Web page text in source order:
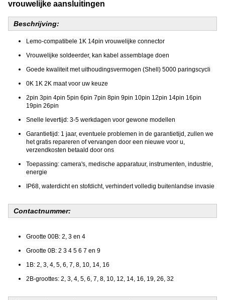
vrouwelijke aansluitingen
Beschrijving:
Lemo-compatibele 1K 14pin vrouwelijke connector
Vrouwelijke soldeerder, kan kabel assemblage doen
Goede kwaliteit met uithoudingsvermogen (Shell) 5000 paringscycli
0K 1K 2K maat voor uw keuze
2pin 3pin 4pin 5pin 6pin 7pin 8pin 9pin 10pin 12pin 14pin 16pin
19pin 26pin
Snelle levertijd: 3-5 werkdagen voor gewone modellen
Garantietijd: 1 jaar, eventuele problemen in de garantietijd, zullen we
het gratis repareren of vervangen door een nieuwe voor u,
verzendkosten betaald door ons
Toepassing: camera's, medische apparatuur, instrumenten, industrie,
energie
IP68, waterdicht en stofdicht, verhindert volledig buitenlandse invasie
Contactnummer:
Grootte 00B: 2, 3 en 4
Grootte 0B: 2 3 4 5 6 7 en 9
1B: 2, 3, 4, 5, 6, 7, 8, 10, 14, 16
2B-groottes: 2, 3, 4, 5, 6, 7, 8, 10, 12, 14, 16, 19, 26, 32